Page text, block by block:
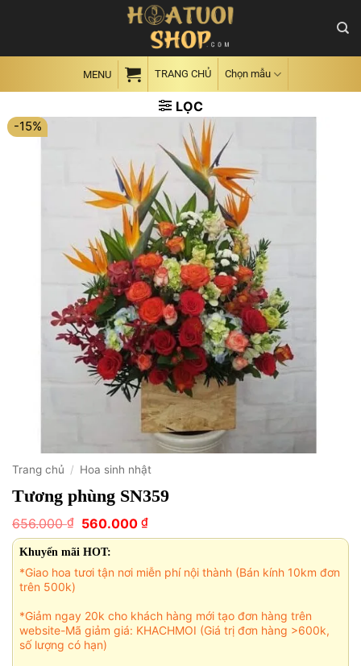
MENU TRANG CHỦ Chọn mẫu
LỌC
-15%
Trang chủ / Hoa sinh nhật
Tương phùng SN359
656.000₫ Giá
gốc
là:
656.000 ₫.
560.000 ₫Giá
hiện
560.000 ₫.
Khuyến mãi HOT:
*Giao hoa tươi tận nơi miễn phí nội thành (Bán kính 10km đơn
trên 500k)
*Giảm ngay 20k cho khách hàng mới tạo đơn hàng trên
website-Mã giảm giá: KHACHMOI (Giá trị đơn hàng >600k,
số lượng có hạn)